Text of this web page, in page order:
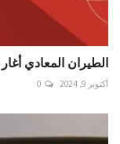
الطيران المعادي
أكتوبر 9, 2024 0